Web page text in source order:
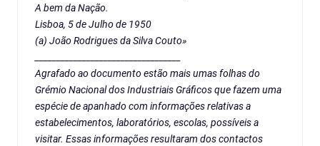
A bem da Nação.
Lisboa, 5 de Julho de 1950
(a) João Rodrigues da Silva Couto»
Agrafado ao documento estão mais umas folhas do
Grémio Nacional dos Industriais Gráficos que fazem uma
espécie de apanhado com informações relativas a
estabelecimentos, laboratórios, escolas, possíveis a
visitar. Essas informações resultaram dos contactos